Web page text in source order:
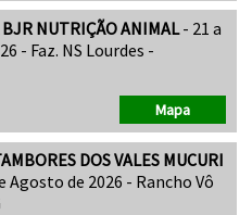
BJR NUTRIÇÃO ANIMAL- 21 a
- Faz. NS Lourdes -
Mapa
DOS VALES MUCURI
Agosto de 2026 - Rancho Vô